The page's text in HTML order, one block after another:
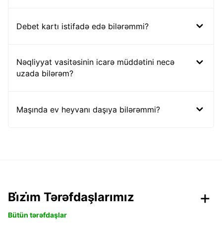
Debet kartı istifadə edə bilərəmmi?
Nəqliyyat vasitəsinin icarə müddətini necə
uzada bilərəm?
Maşında ev heyvanı daşıya bilərəmmi?
Bi̇zi̇m Tərəfdaşlarımız
Bütün tərəfdaşlar